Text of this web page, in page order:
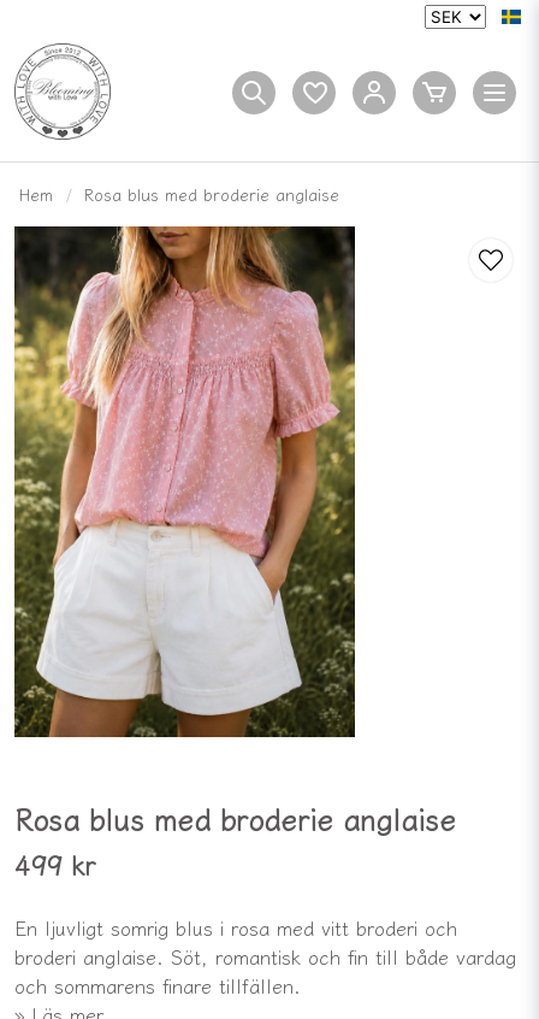
Hem Rosa blus med broderie anglaise
Rosa blus med broderie anglaise
499 kr
En ljuvligt somrig blus i rosa med vitt broderi och
broderi anglaise. Söt, romantisk och fin till både vardag
och sommarens finare tillfällen.